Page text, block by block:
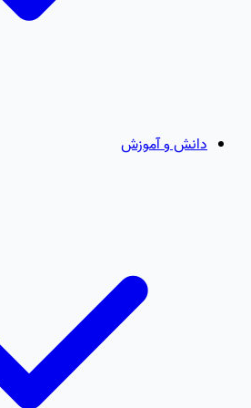
دانش و آموزش